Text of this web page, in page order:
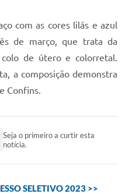
com as cores lilás e azul
de março, que trata da
colo de útero e colorretal.
a composição demonstra
Confins.
Seja o primeiro a curtir esta
notícia.
SELETIVO 2023 >>